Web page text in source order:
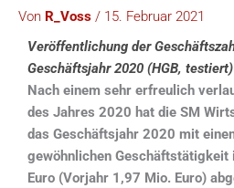
Von R_Voss / 15. Februar 2021
Veröffentlichung der
Geschäftsjahr 2020 (HGB, testiert)
Nach einem sehr erfreulich
des Jahres 2020 hat die SM
das Geschäftsjahr 2020 mit
gewöhnlichen Geschäftstätigkeit
Euro (Vorjahr 1,97 Mio. Euro)